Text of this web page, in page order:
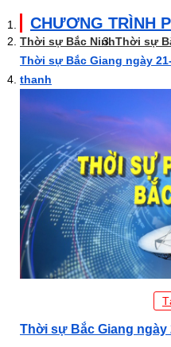
CHƯƠNG TRÌNH
Thời sự Bắc NinhThời sự
Thời sự Bắc Giang ngày
thanh
Thời sự Bắc Giang ngày